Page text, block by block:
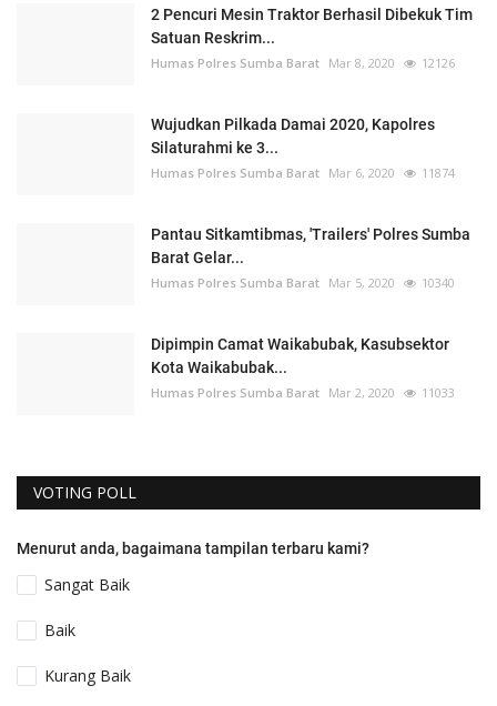
2 Pencuri Mesin Traktor Berhasil Dibekuk Tim
Satuan Reskrim...
Humas Polres Sumba Barat Mar 8, 2020 12126
Wujudkan Pilkada Damai 2020, Kapolres
Silaturahmi ke 3...
Humas Polres Sumba Barat Mar 6, 2020 11874
Pantau Sitkamtibmas, 'Trailers' Polres Sumba
Barat Gelar...
Humas Polres Sumba Barat Mar 5, 2020 10340
Dipimpin Camat Waikabubak, Kasubsektor
Kota Waikabubak...
Humas Polres Sumba Barat Mar 2, 2020 11033
VOTING POLL
Menurut anda, bagaimana tampilan terbaru kami?
Sangat Baik
Baik
Kurang Baik